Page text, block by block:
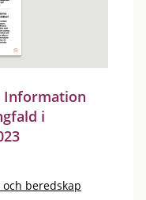
Information
i
beredskap